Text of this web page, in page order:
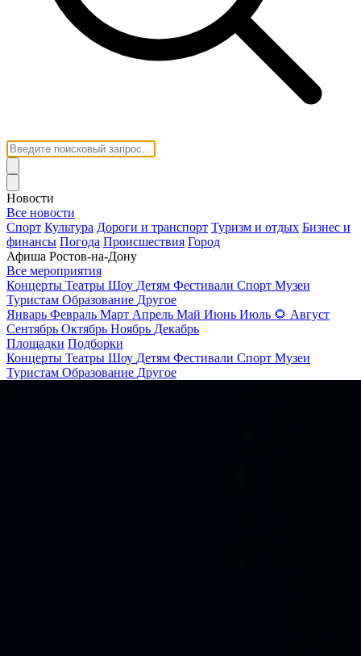
Новости
Все новости
Спорт Культура Дороги и транспорт Туризм и отдых Бизнес и
финансы Погода Происшествия Город
Афиша Ростов-на-Дону
Все мероприятия
Концерты Театры Шоу Детям Фестивали Спорт Музеи
Туристам Образование Другое
Январь Февраль Март Апрель Май Июнь Июль 🌻 Август
Сентябрь Октябрь Ноябрь Декабрь
Площадки Подборки
Концерты Театры Шоу Детям Фестивали Спорт Музеи
Туристам Образование Другое